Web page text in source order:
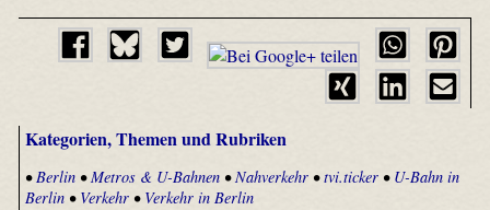
Kategorien, Themen und Rubriken
•Berlin•Metros & U-Bahnen•Nahverkehr•tvi.ticker• U-Bahn in
Berlin• Verkehr• Verkehr in Berlin